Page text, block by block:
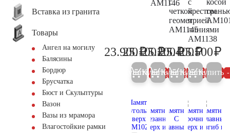
Вставка из гранита
Товары
Ангел на могилу
Балясины
Бордюр
Брусчатка
Бюст и Скульптуры
Вазон
Вазы из мрамора
Влагостойкие рамки
25.200
23.900₽
Купить 5%
AM1146
26.400
25.100₽
Купить 5%
четкой
геометрией
AM1145
26.500
25.200₽
Купить 5%
крестом
и
линиями
AM1138
26.700
25.400₽
Купить 5%
25.500₽
Купить